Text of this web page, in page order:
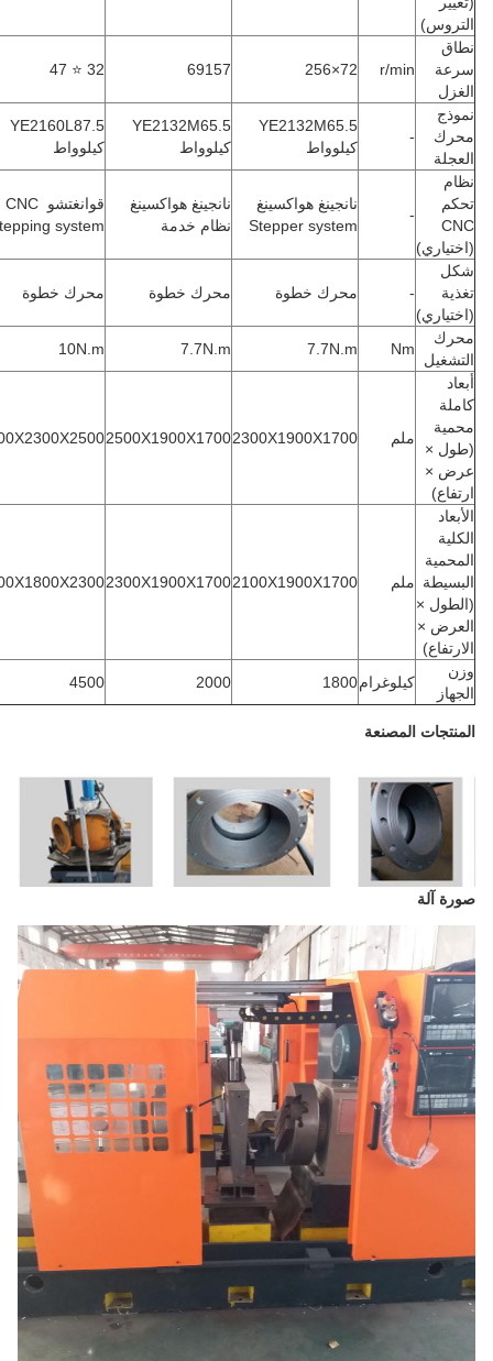
r/min
69157
-
YE2132M65.5
كيلوواط
YE2132M65.5
كيلوواط
YE2160L87.5
كيلوواط
نانجينغ هواكسينغ
‬Stepper system
نانجينغ هواكسينغ ‬
نظام خدمة
قوانغتشو CNC ‬
stepping system
محرك خطوة محرك خطوة محرك خطوة
Nm
7.7N.m
7.7N.m
10N.m
×
×
ملم 2300X1900X1700
2500X1900X1700
3000X2300X2500
×
×
ملم 2100X1900X1700
2300X1900X1700
2700X1800X2300
كيلوغرام1800
2000
4500
المصنعة
آلة